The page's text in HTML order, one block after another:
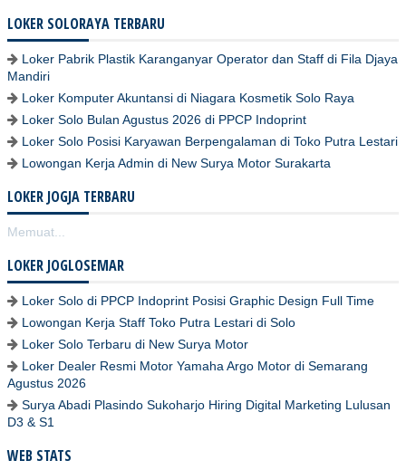
LOKER SOLORAYA TERBARU
Loker Pabrik Plastik Karanganyar Operator dan Staff di Fila Djaya
Mandiri
Loker Komputer Akuntansi di Niagara Kosmetik Solo Raya
Loker Solo Bulan Agustus 2026 di PPCP Indoprint
Loker Solo Posisi Karyawan Berpengalaman di Toko Putra Lestari
Lowongan Kerja Admin di New Surya Motor Surakarta
LOKER JOGJA TERBARU
Memuat...
LOKER JOGLOSEMAR
Loker Solo di PPCP Indoprint Posisi Graphic Design Full Time
Lowongan Kerja Staff Toko Putra Lestari di Solo
Loker Solo Terbaru di New Surya Motor
Loker Dealer Resmi Motor Yamaha Argo Motor di Semarang
Agustus 2026
Surya Abadi Plasindo Sukoharjo Hiring Digital Marketing Lulusan
D3 & S1
WEB STATS